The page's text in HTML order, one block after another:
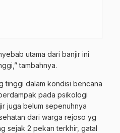
utama dari banjir ini
tambahnya.
tinggi dalam kondisi bencana
pada psikologi
juga belum sepenuhnya
dari warga rejoso yg
sejak 2 pekan terkhir, gatal